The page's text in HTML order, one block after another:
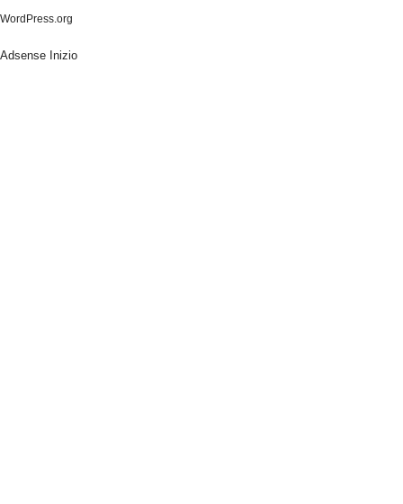
WordPress.org
Adsense Inizio